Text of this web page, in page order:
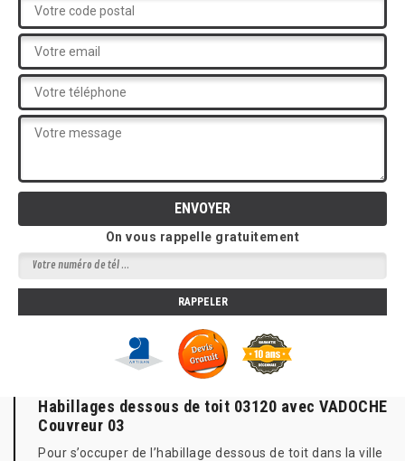
On vous rappelle gratuitement
Habillages dessous de toit 03120 avec VADOCHE
Couvreur 03
Pour s’occuper de l’habillage dessous de toit dans la ville